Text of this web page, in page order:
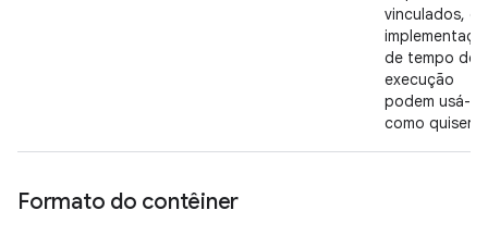
vinculados, e
de tempo de
execução
podem usá-la
como
Formato do contêiner